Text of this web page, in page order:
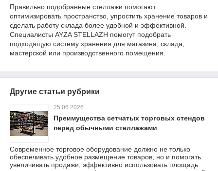
Правильно подобранные стеллажи помогают
оптимизировать пространство, упростить хранение товаров и
сделать работу склада более удобной и эффективной.
Специалисты AYZA STELLAZH помогут подобрать
подходящую систему хранения для магазина, склада,
мастерской или производственного помещения.
Другие статьи рубрики
25.06.2026
Преимущества сетчатых торговых стендов
перед обычными стеллажами
Современное торговое оборудование должно не только
обеспечивать удобное размещение товаров, но и помогать
увеличивать продажи, эффективно использовать площадь